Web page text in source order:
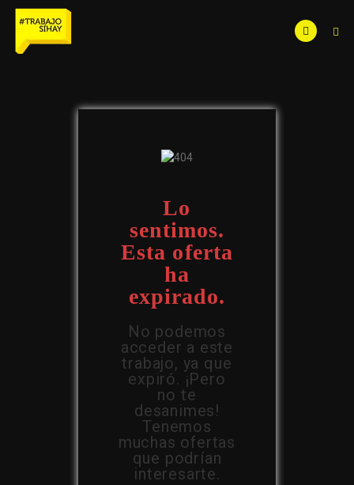
Lo
sentimos.
Esta oferta
ha
expirado.
No podemos
acceder a este
trabajo, ya que
expiró. ¡Pero
no te
desanimes!
Tenemos
muchas ofertas
que podrían
interesarte.